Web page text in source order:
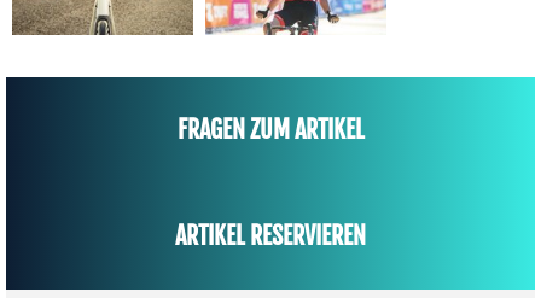
FRAGEN ZUM ARTIKEL
ARTIKEL RESERVIEREN